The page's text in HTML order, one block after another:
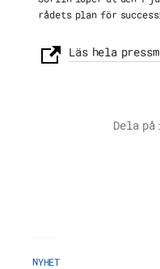
rådets plan för
Läs hela
Dela på:
NYHET